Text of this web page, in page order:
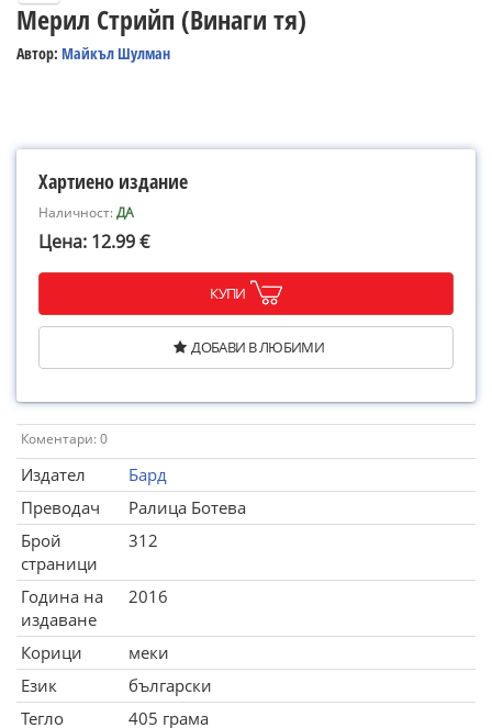
Мерил Стрийп (Винаги тя)
Автор: Майкъл Шулман
Хартиено издание
Наличност:ДА
Цена: 12.99 €
КУПИ
ДОБАВИ В ЛЮБИМИ
Коментари: 0
Издател
Бард
Преводач
Ралица Ботева
Брой
страници
312
Година на
издаване
2016
Корици
меки
Език
български
Тегло
405 грама